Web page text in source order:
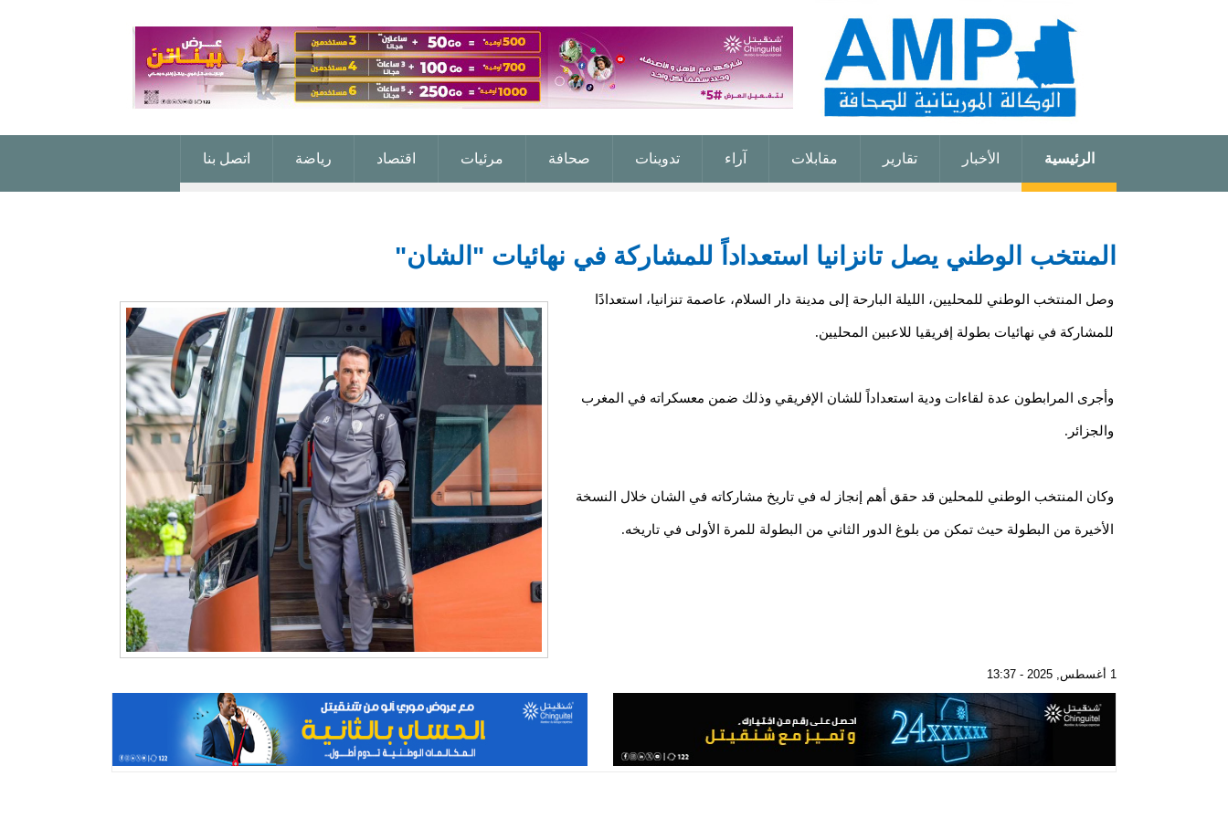
الرئيسية الأخبار تقارير مقابلات آراء تدوينات صحافة مرئيات اقتصاد رياضة اتصل بنا
المنتخب الوطني يصل تانزانيا استعداداً للمشاركة في نهائيات "الشان"
وصل المنتخب الوطني للمحليين، الليلة البارحة إلى مدينة دار السلام، عاصمة تنزانيا، استعدادًا
للمشاركة في نهائيات بطولة إفريقيا للاعبين المحليين.
وأجرى المرابطون عدة لقاءات ودية استعداداً للشان الإفريقي وذلك ضمن معسكراته في المغرب
والجزائر.
وكان المنتخب الوطني للمحلين قد حقق أهم إنجاز له في تاريخ مشاركاته في الشان خلال النسخة
الأخيرة من البطولة حيث تمكن من بلوغ الدور الثاني من البطولة للمرة الأولى في تاريخه.
1 أغسطس, 2025 - 13:37